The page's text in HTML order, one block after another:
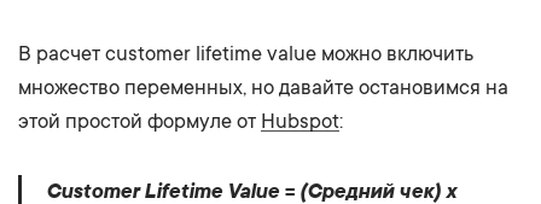
В расчет customer lifetime value можно включить
множество переменных, но давайте остановимся на
этой простой формуле от Hubspot:
Customer Lifetime Value = (Средний чек) x